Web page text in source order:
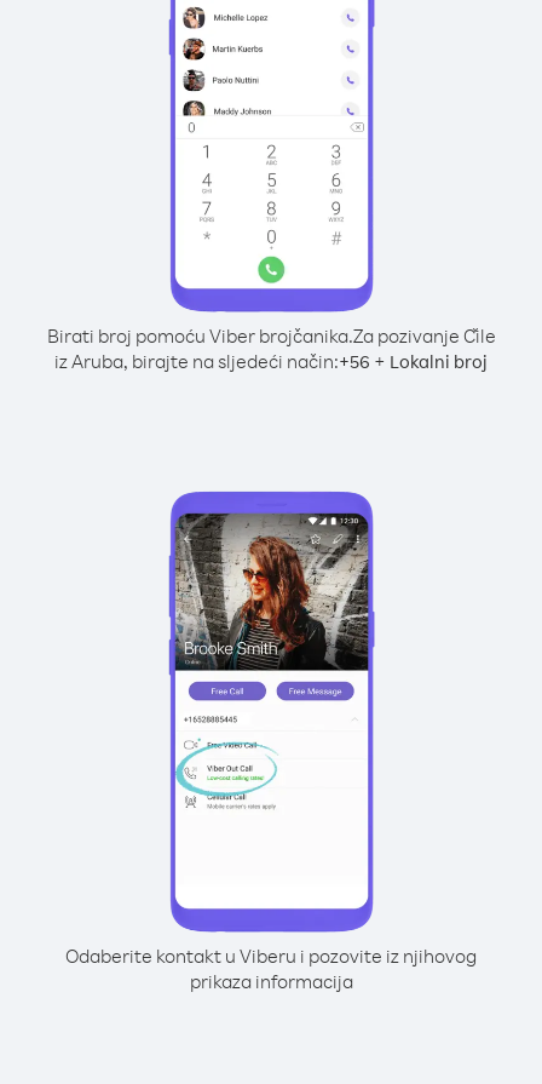
Birati broj pomoću Viber brojčanika.Za pozivanje Čile
iz Aruba, birajte na sljedeći način:+56 + Lokalni broj
Odaberite kontakt u Viberu i pozovite iz njihovog
prikaza informacija